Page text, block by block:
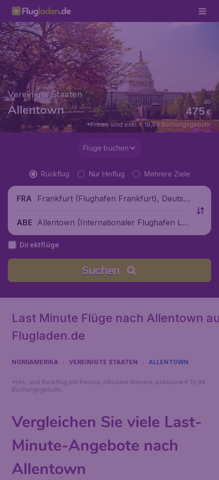
Vereinigte Staaten
Allentown €
475
ab
*Preise sind exkl. € 19,99 Buchungsgebühr.
Flüge buchen
Rückflug Nur Hinflug Mehrere Ziele
FRA
Frankfurt (Flughafen Frankfurt), Deutsc
ABE Allentown (Internationaler Flughafen Le
high Valley), Vereinigte Staaten
Direktflüge
Suchen
Last Minute Flüge nach Allentown
Flugladen.de
NORDAMERIKA VEREINIGTE STAATEN ALLENTOWN
*Hin- und Rückflug pro Person, inklusive Steuern, exklusive € 19,99
Buchungsgebühr.
Vergleichen Sie viele Last-
Minute-Angebote nach
Allentown